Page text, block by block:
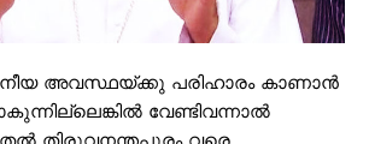
അവസ്ഥയ്ക്കു പരിഹാരം കാണാൻ
വേണ്ടിവന്നാൽ